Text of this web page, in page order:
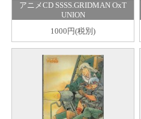
アニメCD SSSS.GRIDMAN OxT
UNION
1000円(税別)